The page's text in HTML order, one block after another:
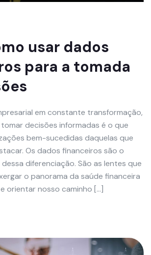
usar dados
para a tomada
em constante transformação,
decisões informadas é o que
bem-sucedidas daquelas que
Os dados financeiros são o
diferenciação. São as lentes que
o panorama da saúde financeira
orientar nosso caminho […]